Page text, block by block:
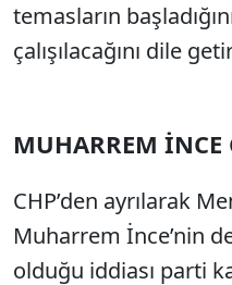
temasların
çalışılacağını dile
MUHARREM İNCE
CHP’den ayrılarak
Muharrem İnce’nin
olduğu iddiası parti